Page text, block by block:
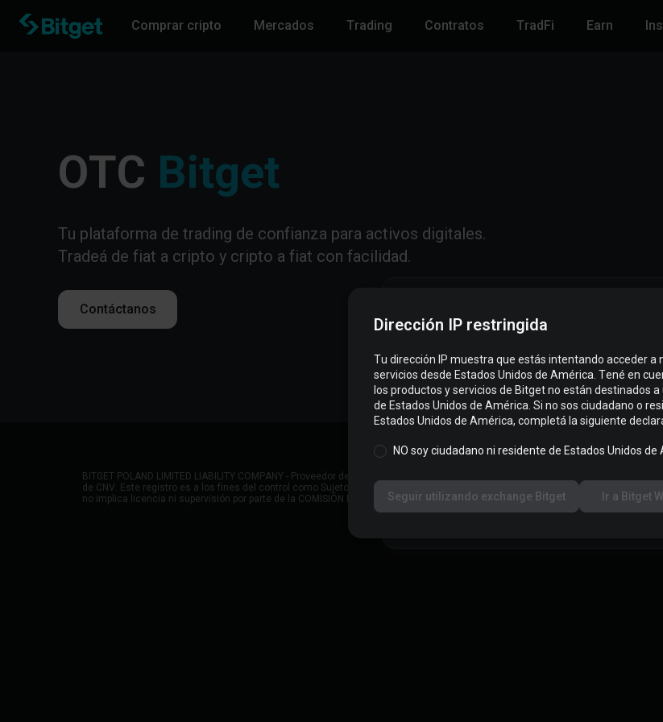
Comprar cripto Mercados Trading Contratos TradFi Earn
OTC Bitget
Tu plataforma de trading de confianza para activos digitales.
Tradeá de fiat a cripto y cripto a fiat con facilidad.
Contáctanos
El servicio OTC ya no está
disponible
Descontinuamos nuestro servicio OTC. Si querés
comprar o vender cripto, andá al mercado P2P en
BITGET POLAND LIMITED LIABILITY COMPANY - Proveedor de Servicios de Activos Virtuales (PSAV) inscripto bajo el N° 153 de
de CNV. Este registro es a los fines del control como Sujeto Obligado ante la Unidad de Información Financiera (UIF) y de todo
no implica licencia ni supervisión por parte de la COMISIÓN NACIONAL DE VALORES sobre la actividad realizada por el PSAV.
Dirección IP restringida
Tu dirección IP muestra que estás intentando acceder a
servicios desde Estados Unidos de América. Tené en
los productos y servicios de Bitget no están destinados a
de Estados Unidos de América. Si no sos ciudadano o
Estados Unidos de América, completá la siguiente
NO soy ciudadano ni residente de Estados Unidos de
Seguir utilizando exchange Bitget Ir a Bitget